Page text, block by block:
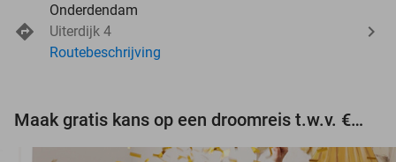
Onderdendam
Uiterdijk 4
Routebeschrijving
Maak gratis kans op een droomreis t.w.v. €3.000!